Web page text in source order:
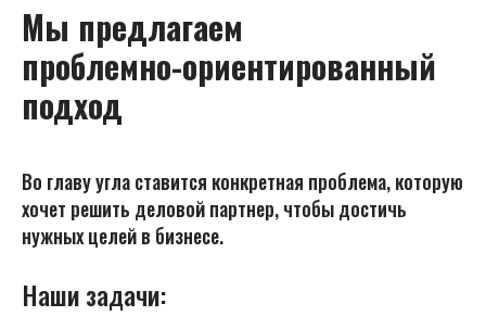
Мы предлагаем
проблемно-ориентированный
подход
Во главу угла ставится конкретная проблема, которую
хочет решить деловой партнер, чтобы достичь
нужных целей в бизнесе.
Наши задачи: